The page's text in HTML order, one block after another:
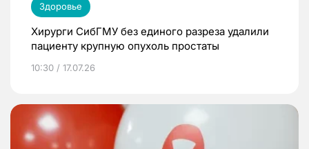
Здоровье
Хирурги СибГМУ без единого разреза удалили
пациенту крупную опухоль простаты
10:30 / 17.07.26